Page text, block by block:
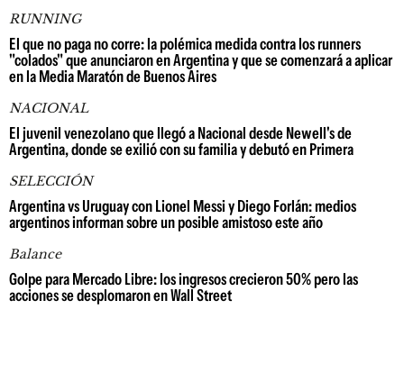
RUNNING
El que no paga no corre: la polémica medida contra los runners
"colados" que anunciaron en Argentina y que se comenzará a aplicar
en la Media Maratón de Buenos Aires
NACIONAL
El juvenil venezolano que llegó a Nacional desde Newell's de
Argentina, donde se exilió con su familia y debutó en Primera
SELECCIÓN
Argentina vs Uruguay con Lionel Messi y Diego Forlán: medios
argentinos informan sobre un posible amistoso este año
Balance
Golpe para Mercado Libre: los ingresos crecieron 50% pero las
acciones se desplomaron en Wall Street